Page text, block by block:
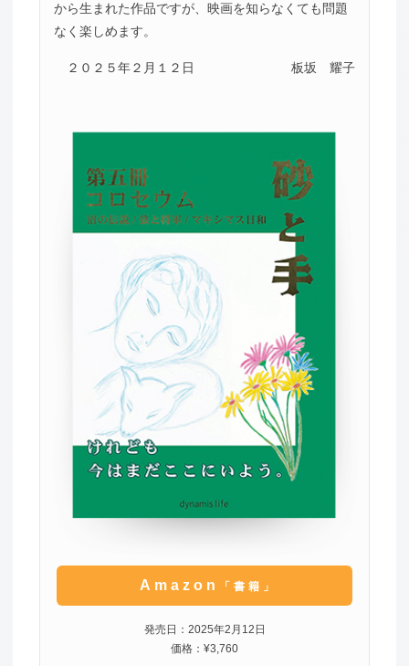
から生まれた作品ですが、映画を知らなくても問題
なく楽しめます。
２０２５年２月１２日 板坂 耀子
Amazon 「書籍」
発売日：2025年2月12日
価格：¥3,760